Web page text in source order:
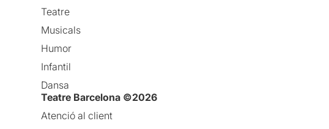
Teatre
Musicals
Humor
Infantil
Dansa
Teatre Barcelona ©2026
Atenció al client